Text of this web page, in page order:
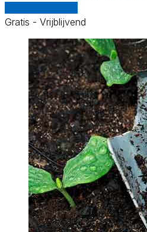
Gratis - Vrijblijvend